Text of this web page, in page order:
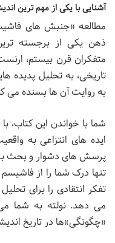
آشنایی با یکی از مهم ترین
مطالعه «جنبش های
ذهن یکی از برجسته
متفکران قرن بیستم،
تاریخی، به تحلیل پدیده
به روایت آن ها بسنده می
شما با خواندن این کتاب،
ایده های انتزاعی به
پرسش های دشوار و بحث
تنها درک شما را از
تفکر انتقادی را برای
می دهد. نولته به شما
«چگونگی»ها در تاریخ